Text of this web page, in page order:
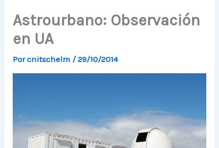
Astrourbano: Observación
en UA
Porcnitschelm /29/10/2014